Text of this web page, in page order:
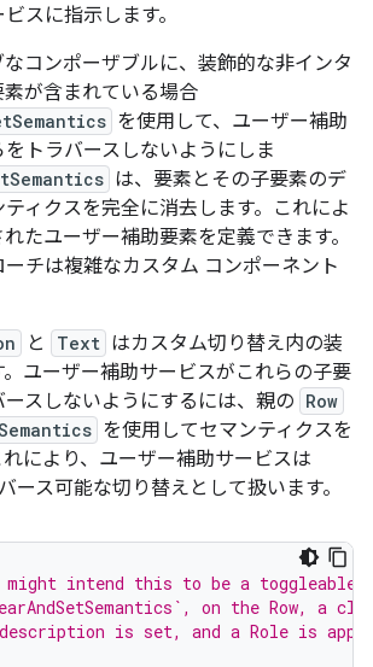
スに指示します。
コンポーザブルに、装飾的な非インタ
が含まれている場合
を使用して、ユーザー補助
トラバースしないようにしま
は、要素とその子要素のデ
ィクスを完全に消去します。これによ
たユーザー補助要素を定義できます。
チは複雑なカスタム コンポーネント
と Text はカスタム切り替え内の装
ユーザー補助サービスがこれらの子要
スしないようにするには、親の Row
を使用してセマンティクスを
により、ユーザー補助サービスは
ース可能な切り替えとして扱います。
might intend this to be a toggleable.
on the Row, a
is set, and a Role is